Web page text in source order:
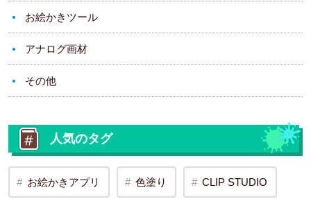
お絵かきツール
アナログ画材
その他
人気のタグ
お絵かきアプリ 色塗り CLIP STUDIO